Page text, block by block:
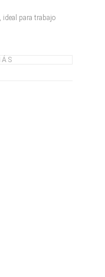
ideal para trabajo